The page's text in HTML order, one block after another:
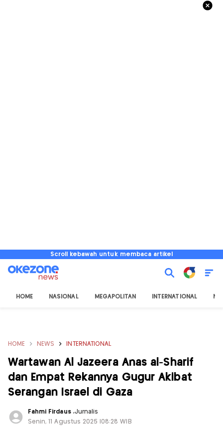
Scroll kebawah untuk membaca artikel
HOME NASIONAL MEGAPOLITAN INTERNATIONAL
HOME NEWS INTERNATIONAL
Wartawan Al Jazeera Anas al-Sharif
dan Empat Rekannya Gugur Akibat
Serangan Israel di Gaza
Fahmi Firdaus ,Jurnalis
Senin, 11 Agustus 2025 |08:28 WIB